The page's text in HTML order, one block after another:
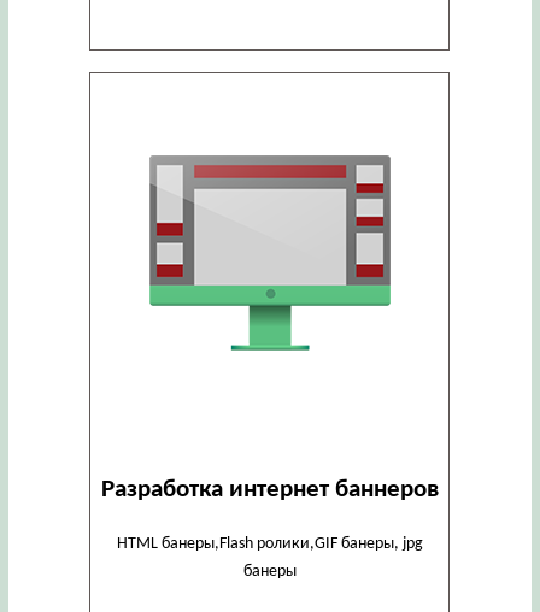
Разработка интернет баннеров
HTML банеры,Flash ролики,GIF банеры, jpg
банеры